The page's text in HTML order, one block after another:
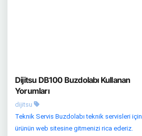
Dijitsu DB100 Buzdolabı Kullanan
Yorumları
dijitsu
Teknik Servis Buzdolabı teknik servisleri için
ürünün web sitesine gitmenizi rica ederiz.